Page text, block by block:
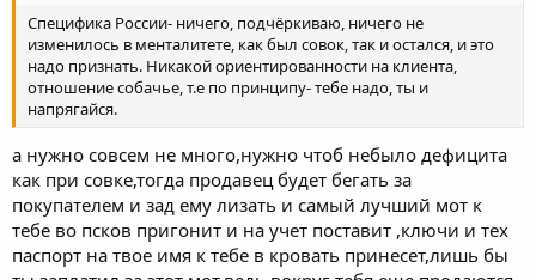
Специфика России- ничего, подчёркиваю, ничего не
изменилось в менталитете, как был совок, так и остался, и это
надо признать. Никакой ориентированности на клиента,
отношение собачье, т.е по принципу- тебе надо, ты и
напрягайся.
а нужно совсем не много,нужно чтоб небыло дефицита
как при совке,тогда продавец будет бегать за
покупателем и зад ему лизать и самый лучший мот к
тебе во псков пригонит и на учет поставит ,ключи и тех
паспорт на твое имя к тебе в кровать принесет,лишь бы